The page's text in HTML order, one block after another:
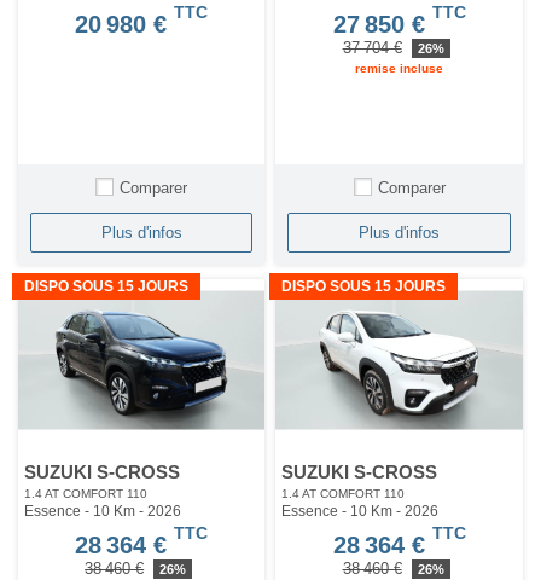
20 980 € TTC
Comparer
Plus d'infos
27 850 € TTC
37 704 € 26%
remise incluse
Comparer
Plus d'infos
DISPO SOUS 15 JOURS
SUZUKI S-CROSS
1.4 AT COMFORT 110
Essence - 10 Km - 2026
28 364 € TTC
38 460 € 26%
DISPO SOUS 15 JOURS
SUZUKI S-CROSS
1.4 AT COMFORT 110
Essence - 10 Km- 2026
28 364 € TTC
38 460 € 26%